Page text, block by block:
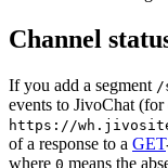
Channel
If you add a segment /
events to JivoChat (for
https://
of a response to a GET
where 0 means the